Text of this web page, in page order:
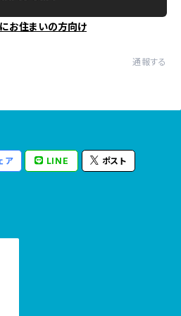
お住まいの方向け
通報する
ア LINE ポスト